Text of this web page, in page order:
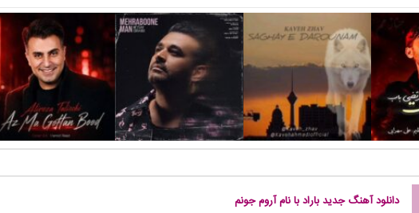
دانلود آهنگ جدید باراد با نام آروم جونم